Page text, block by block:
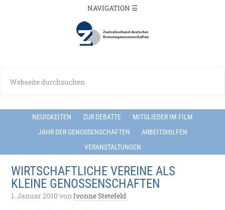
NEUIGKEITEN ZUR DEBATTE
MITGLIEDER IM FILM
JAHR DER GENOSSENSCHAFTEN
ARBEITSHILFEN
VERANSTALTUNGEN
WIRTSCHAFTLICHE VEREINE ALS
KLEINE GENOSSENSCHAFTEN
1. Januar 2010 vonIvonne Stetefeld